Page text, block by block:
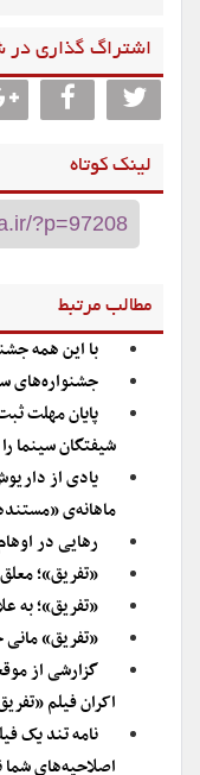
اشتراگ گذاری در
لینک کوتاه
مطالب مرتبط
با این همه
جشنواره‌های
پایان مهلت
شیفتگان سینما
یادی از
ماهانه‌ی
رهایی در
«تفریق»؛
«تفریق»؛ به
«تفریق»
گزارشی از
اکران فیلم
نامه تند یک
اصلاحیه‌های